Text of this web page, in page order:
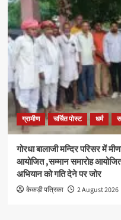
ग्रामीण चर्चित पोस्ट धर्म
गोरधा बालाजी मन्दिर परिसर में
आयोजित ,सम्मान समारोह
अभियान को गति देने पर जोर
केकड़ी पत्रिका 2 August 2026